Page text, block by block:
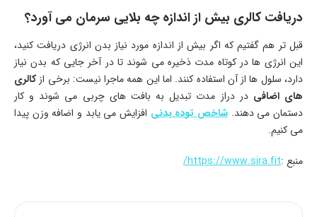
دریافت کالری بیش از اندازه چه بلایی سرمان می آورد؟
قبل تر هم گفتیم که اگر بیش از اندازه مورد نیاز بدن انرژی دریافت کنید،
این انرژی ها در کوتاه مدت ذخیره می شوند تا در آخر جایی که بدن نیاز
دارد، سلول ها از آن استفاده کنند. اما این همه ماجرا نیست: برخی ازکالری
های اضافی در دراز مدت تبدیل به بافت های چربی می شوند و کار
دستمان می دهند. شاخص توده بدنی افزایش می یابد و اضافه وزن پیدا
می کنیم.
منبع :https://www.sira.fit/